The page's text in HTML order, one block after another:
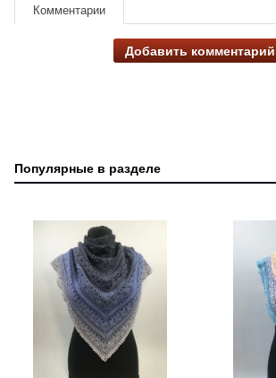
Комментарии
Добавить комментарий
Популярные в разделе